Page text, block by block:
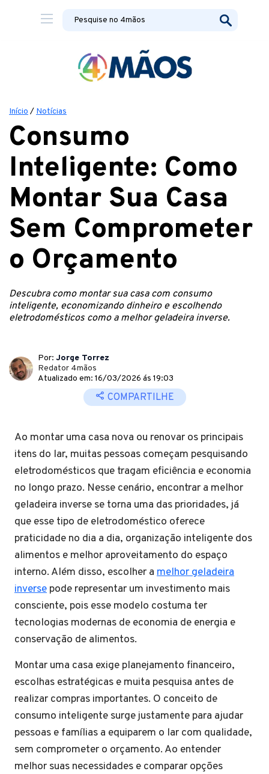
Início / Notícias
Consumo
Inteligente: Como
Montar Sua Casa
Sem Comprometer
o Orçamento
Descubra como montar sua casa com consumo
inteligente, economizando dinheiro e escolhendo
eletrodomésticos como a melhor geladeira inverse.
Por: Jorge Torrez
Redator 4mãos
Atualizado em: 16/03/2026 ás 19:03
COMPARTILHE
Ao montar uma casa nova ou renovar os principais
itens do lar, muitas pessoas começam pesquisando
eletrodomésticos que tragam eficiência e economia
no longo prazo. Nesse cenário, encontrar a melhor
geladeira inverse se torna uma das prioridades, já
que esse tipo de eletrodoméstico oferece
praticidade no dia a dia, organização inteligente dos
alimentos e melhor aproveitamento do espaço
interno. Além disso, escolher a melhor geladeira
inverse pode representar um investimento mais
consciente, pois esse modelo costuma ter
tecnologias modernas de economia de energia e
conservação de alimentos.
Montar uma casa exige planejamento financeiro,
escolhas estratégicas e muita pesquisa antes de
realizar compras importantes. O conceito de
consumo inteligente surge justamente para ajudar
pessoas e famílias a equiparem o lar com qualidade,
sem comprometer o orçamento. Ao entender
melhor suas necessidades e comparar opções